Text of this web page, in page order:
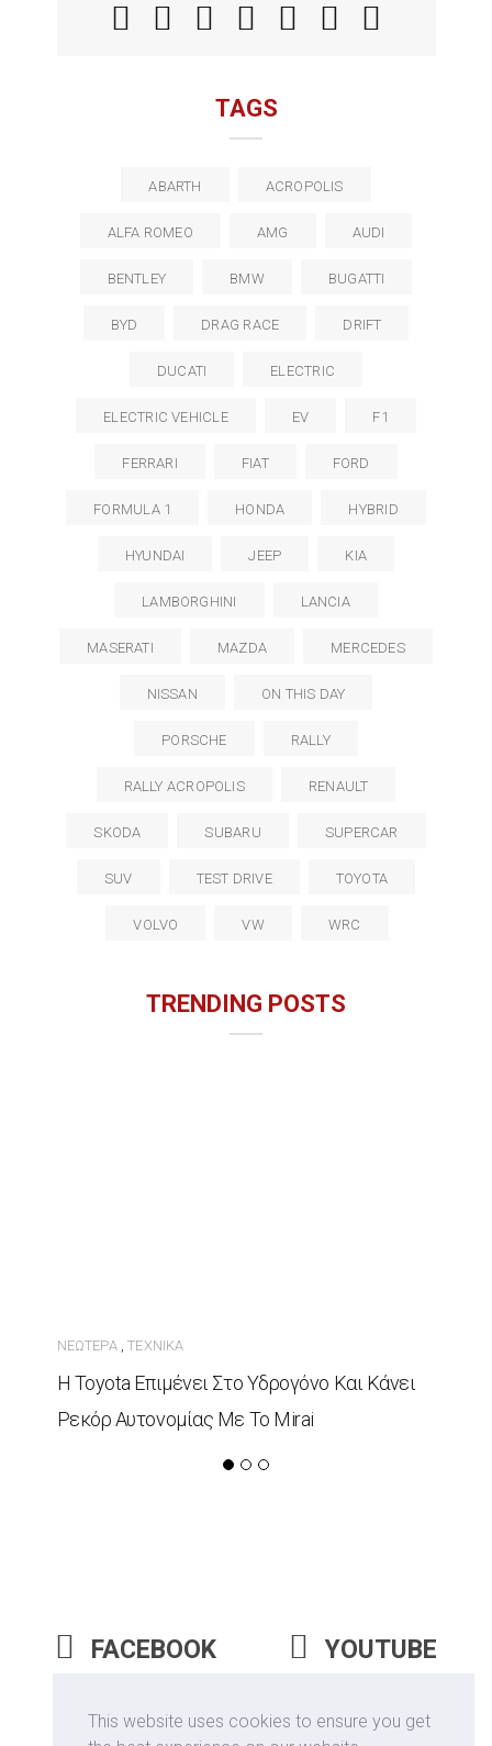
This website uses cookies to ensure you get
TAGS
ABARTH ACROPOLIS
ALFA ROMEO AMG AUDI
BENTLEY BMW BUGATTI
BYD DRAG RACE DRIFT
DUCATI ELECTRIC
ELECTRIC VEHICLE EV F1
FERRARI FIAT FORD
FORMULA 1 HONDA HYBRID
HYUNDAI JEEP KIA
LAMBORGHINI LANCIA
MASERATI MAZDA MERCEDES
NISSAN ON THIS DAY
PORSCHE RALLY
RALLY ACROPOLIS RENAULT
SKODA SUBARU SUPERCAR
SUV TEST DRIVE TOYOTA
VOLVO VW WRC
TRENDING POSTS
ΝΕΏΤΕΡΑ,ΤΕΧΝΙΚΆ
Η Toyota Επιμένει Στο Υδρογόνο Και Κάνει
Ρεκόρ Αυτονομίας Με Το Mirai
FACEBOOK
YOUTUBE
INSTAGRAM